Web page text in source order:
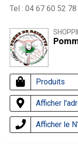
Tel : 04 67 60 52 78
Produits
Afficher
Afficher le